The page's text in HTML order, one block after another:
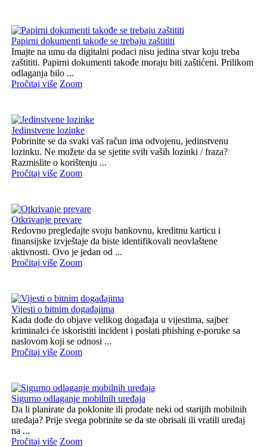
Papirni dokumenti takođe se trebaju zaštititi
Imajte na umu da digitalni podaci nisu jedina stvar koju treba
zaštititi. Papirni dokumenti takođe moraju biti zaštićeni. Prilikom
odlaganja bilo ...
Pročitaj više Zoom
Jedinstvene lozinke
Pobrinite se da svaki vaš račun ima odvojenu, jedinstvenu
lozinku. Ne možete da se sjetite svih vaših lozinki / fraza?
Razmislite o korištenju ...
Pročitaj više Zoom
Otkrivanje prevare
Redovno pregledajte svoju bankovnu, kreditnu karticu i
finansijske izvještaje da biste identifikovali neovlaštene
aktivnosti. Ovo je jedan od ...
Pročitaj više Zoom
Vijesti o bitnim događajima
Kada dođe do objave velikog događaja u vijestima, sajber
kriminalci će iskoristiti incident i poslati phishing e-poruke sa
naslovom koji se odnosi ...
Pročitaj više Zoom
Sigurno odlaganje mobilnih uređaja
Da li planirate da poklonite ili prodate neki od starijih mobilnih
uređaja? Prije svega pobrinite se da ste obrisali ili vratili uređaj
na ...
Pročitaj više Zoom